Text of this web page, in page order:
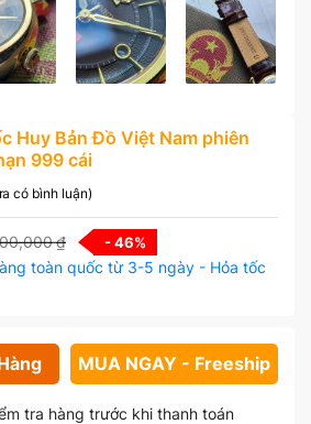
Huy Bản Đồ Việt Nam phiên
999 cái
có bình luận)
₫ - 46%
toàn quốc từ 3-5 ngày - Hỏa tốc
MUA NGAY - Freeship
tra hàng trước khi thanh toán